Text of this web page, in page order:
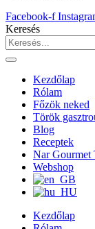
Facebook-f
Keresés
Kezdőlap
Rólam
Főzök neked
Török
Blog
Receptek
Nar Gourmet
Webshop
Kezdőlap